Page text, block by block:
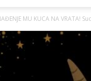
MU KUCA NA VRATA!